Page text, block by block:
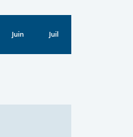
Juin Juil